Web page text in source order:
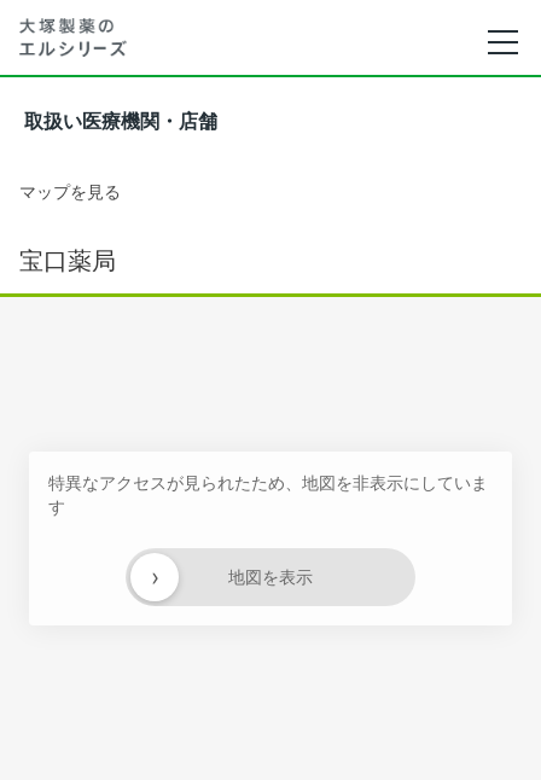
取扱い医療機関・店舗
マップを見る
宝口薬局
特異なアクセスが見られたため、地図を非表示にしていま
す
地図を表示
›